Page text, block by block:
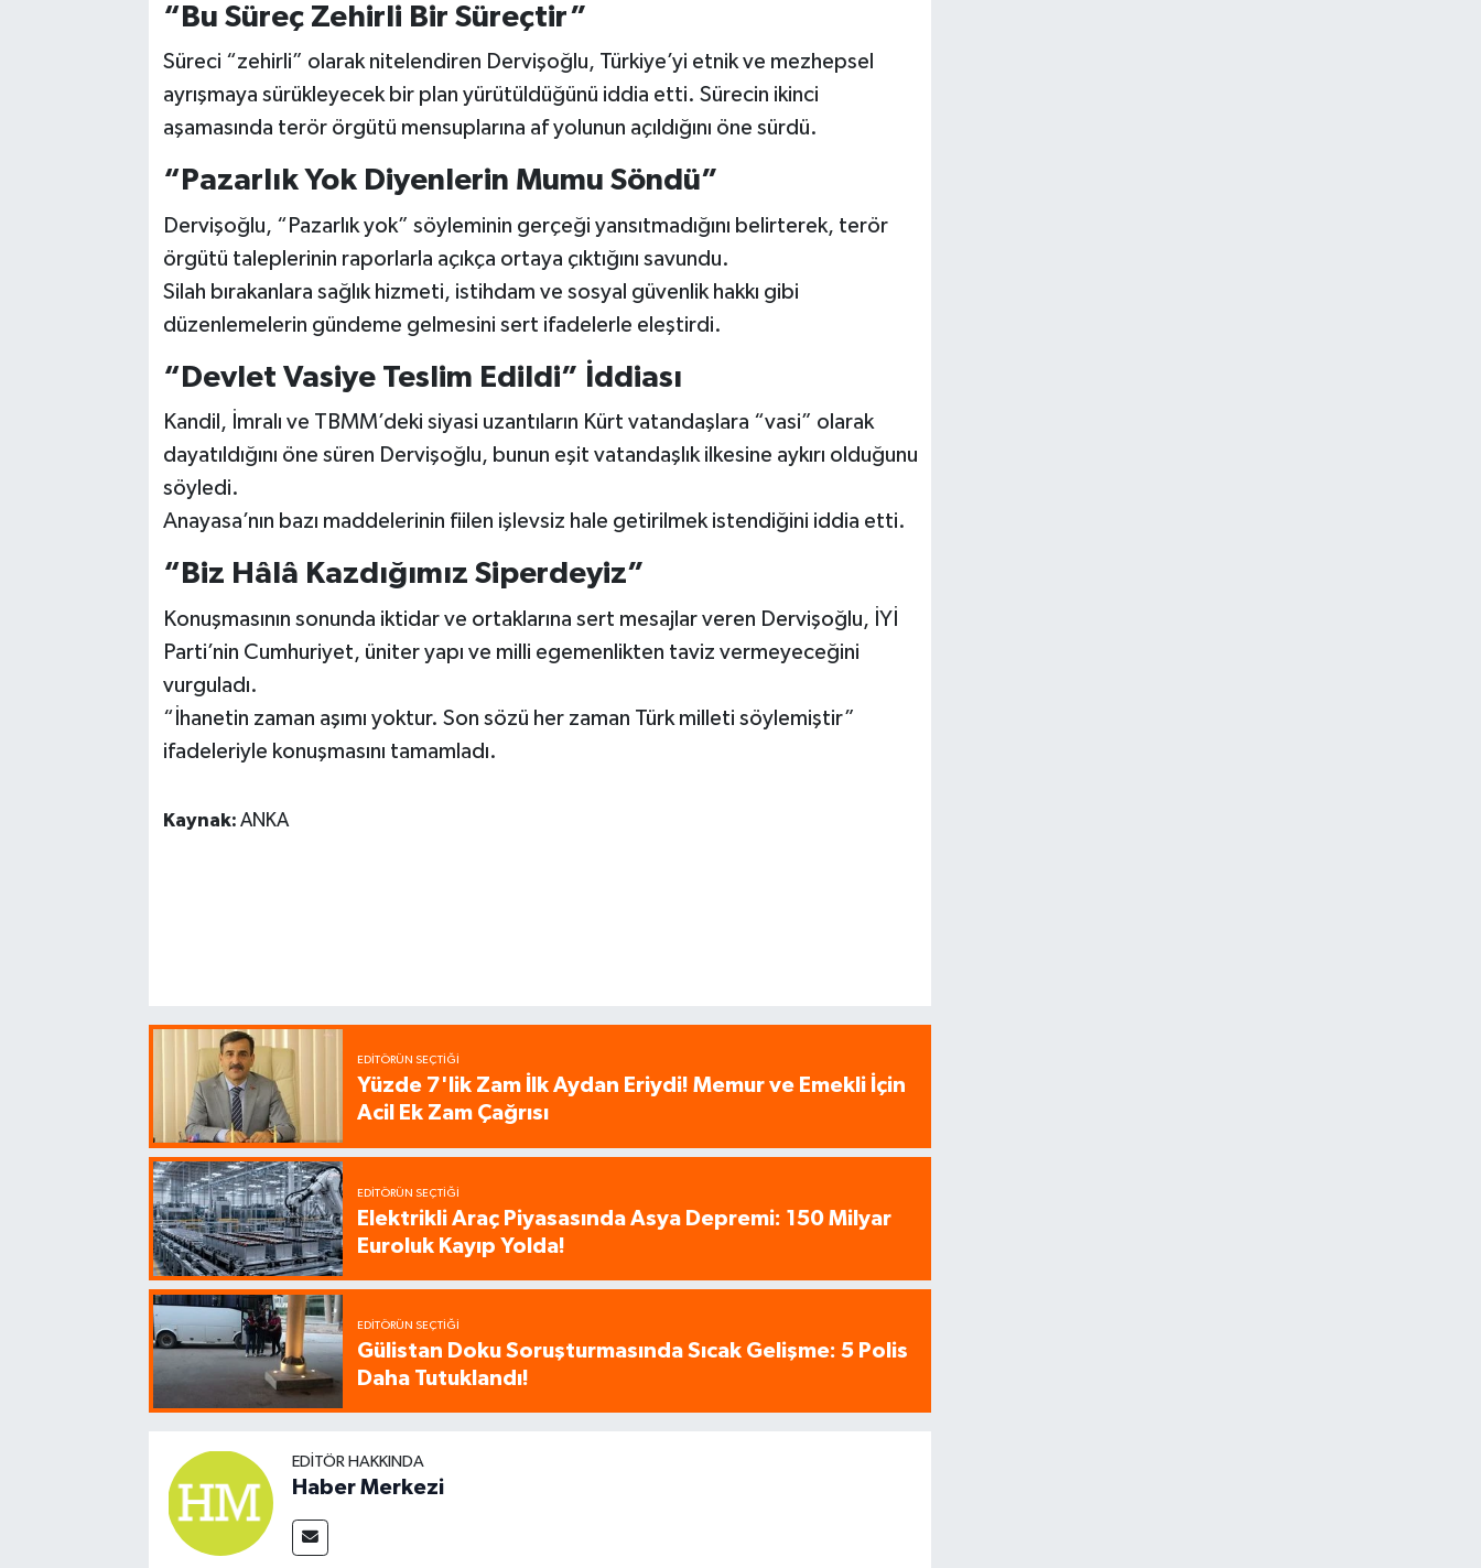
“Bu Süreç Zehirli Bir Süreçtir”
Süreci “zehirli” olarak nitelendiren Dervişoğlu, Türkiye’yi etnik ve mezhepsel
ayrışmaya sürükleyecek bir plan yürütüldüğünü iddia etti. Sürecin ikinci
aşamasında terör örgütü mensuplarına af yolunun açıldığını öne sürdü.
“Pazarlık Yok Diyenlerin Mumu Söndü”
Dervişoğlu, “Pazarlık yok” söyleminin gerçeği yansıtmadığını belirterek, terör
örgütü taleplerinin raporlarla açıkça ortaya çıktığını savundu.
Silah bırakanlara sağlık hizmeti, istihdam ve sosyal güvenlik hakkı gibi
düzenlemelerin gündeme gelmesini sert ifadelerle eleştirdi.
“Devlet Vasiye Teslim Edildi” İddiası
Kandil, İmralı ve TBMM’deki siyasi uzantıların Kürt vatandaşlara “vasi” olarak
dayatıldığını öne süren Dervişoğlu, bunun eşit vatandaşlık ilkesine aykırı olduğunu
söyledi.
Anayasa’nın bazı maddelerinin fiilen işlevsiz hale getirilmek istendiğini iddia etti.
“Biz Hâlâ Kazdığımız Siperdeyiz”
Konuşmasının sonunda iktidar ve ortaklarına sert mesajlar veren Dervişoğlu, İYİ
Parti’nin Cumhuriyet, üniter yapı ve milli egemenlikten taviz vermeyeceğini
vurguladı.
“İhanetin zaman aşımı yoktur. Son sözü her zaman Türk milleti söylemiştir”
ifadeleriyle konuşmasını tamamladı.
Kaynak: ANKA
EDITÖRÜN SEÇTIĞI
Yüzde 7'lik Zam İlk Aydan Eriydi! Memur ve Emekli İçin
Acil Ek Zam Çağrısı
EDITÖRÜN SEÇTIĞI
Elektrikli Araç Piyasasında Asya Depremi: 150 Milyar
Euroluk Kayıp Yolda!
EDITÖRÜN SEÇTIĞI
Gülistan Doku Soruşturmasında Sıcak Gelişme: 5 Polis
Daha Tutuklandı!
EDITÖR HAKKINDA
Haber Merkezi